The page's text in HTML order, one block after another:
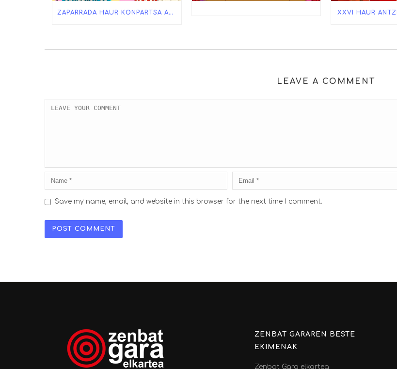
ZAPARRADA HAUR KONPARTSA ASTE NAGUSIAN! XXVI HAUR
LEAVE A COMMENT
Save my name, email, and website in this browser for the next time I comment.
ZENBAT GARAREN BESTE
EKIMENAK
Zenbat Gara elkartea